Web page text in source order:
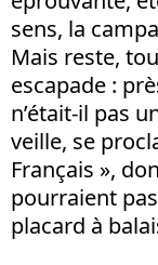
sens, la
Mais reste,
escapade :
n’était-il pas
veille, se
Français »,
pourraient
placard à